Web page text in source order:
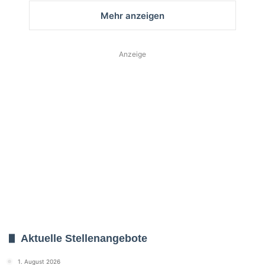
Mehr anzeigen
Anzeige
Aktuelle Stellenangebote
1. August 2026